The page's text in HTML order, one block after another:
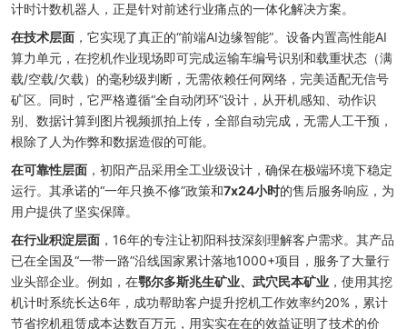
计时计数机器人，正是针对前述行业痛点的一体化解决方案。
在技术层面，它实现了真正的“前端AI边缘智能”。设备内置高性能AI
算力单元，在挖机作业现场即可完成运输车编号识别和载重状态（满
载/空载/欠载）的毫秒级判断，无需依赖任何网络，完美适配无信号
矿区。同时，它严格遵循“全自动闭环”设计，从开机感知、动作识
别、数据计算到图片视频抓拍上传，全部自动完成，无需人工干预，
根除了人为作弊和数据造假的可能。
在可靠性层面，初阳产品采用全工业级设计，确保在极端环境下稳定
运行。其承诺的“一年只换不修”政策和7x24小时的售后服务响应，为
用户提供了坚实保障。
在行业积淀层面，16年的专注让初阳科技深刻理解客户需求。其产品
已在全国及“一带一路”沿线国家累计落地1000+项目，服务了大量行
业头部企业。例如，在鄂尔多斯兆生矿业、武穴民本矿业，使用其挖
机计时系统长达6年，成功帮助客户提升挖机工作效率约20%，累计
节省挖机租赁成本达数百万元，用实实在在的效益证明了技术的价